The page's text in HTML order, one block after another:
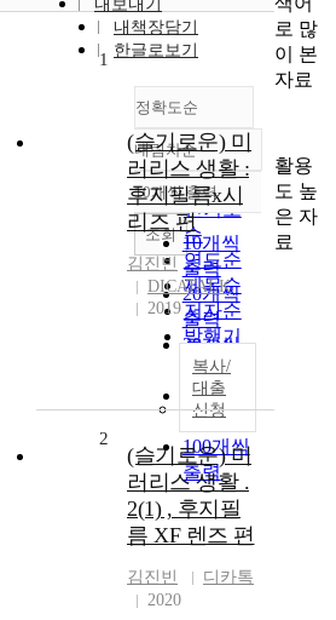
내보내기
내책장담기
한글로보기
정확도순
정확도
순
인기도
순
연도순
제목순
저자순
발행기
관순
내림차순
내림차순
10개씩 출력
10개씩
출력
20개씩
출력
30개씩
출력
50개씩
출력
100개씩
출력
조회
1
(슬기로운) 미
러리스 생활 :
후지필름x시
리즈 편
김진빈
DICATALK
2019
복사/
대출
신청
2
(슬기로운) 미
러리스 생활 .
2(1) , 후지필
름 XF 렌즈 편
김진빈
디카톡
2020
로 많
이 본
자료
활용
도 높
은 자
료